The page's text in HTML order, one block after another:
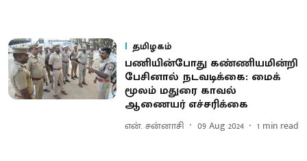
தமிழகம்
பணியின்போது கண்ணியமின்றி
பேசினால் நடவடிக்கை: மைக்
மூலம் மதுரை காவல்
ஆணையர் எச்சரிக்கை
என். சன்னாசி 09 Aug 2024 1 min read